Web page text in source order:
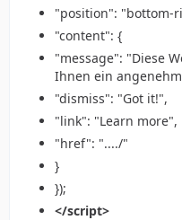
"position": "bottom-
"content": {
"message": "Diese
Ihnen ein
"dismiss": "Got it!",
"link": "Learn more",
"href": "..../"
}
});
</script>